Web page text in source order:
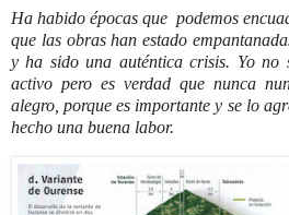
Ha habido épocas que podemos
que las obras han estado
y ha sido una auténtica crisis. Yo no
activo pero es verdad que nunca
alegro, porque es importante y se lo
hecho una buena labor.